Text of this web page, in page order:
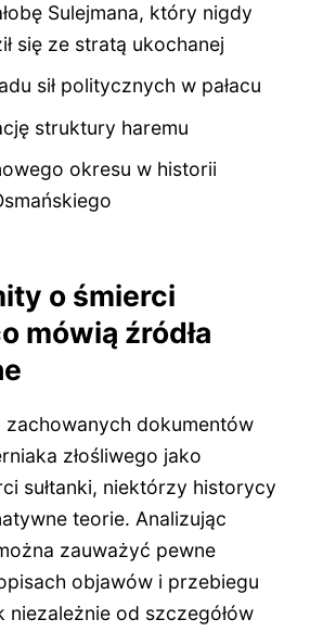
Sulejmana, który nigdy
się ze stratą ukochanej
sił politycznych w pałacu
struktury haremu
okresu w historii
o śmierci
mówią źródła
zachowanych dokumentów
złośliwego jako
sułtanki, niektórzy historycy
teorie. Analizując
zauważyć pewne
objawów i przebiegu
niezależnie od szczegółów